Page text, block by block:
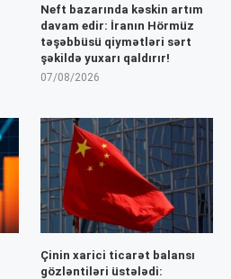
Neft bazarında kəskin artım
davam edir: İranın Hörmüz
təşəbbüsü qiymətləri sərt
şəkildə yuxarı qaldırır!
07/08/2026
Çinin xarici ticarət balansı
gözləntiləri üstələdi: